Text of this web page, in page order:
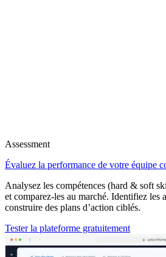
Assessment
Évaluez la performance de votre équipe
Analysez les compétences (hard & soft
et comparez-les au marché. Identifiez les
construire des plans d’action ciblés.
Tester la plateforme gratuitement